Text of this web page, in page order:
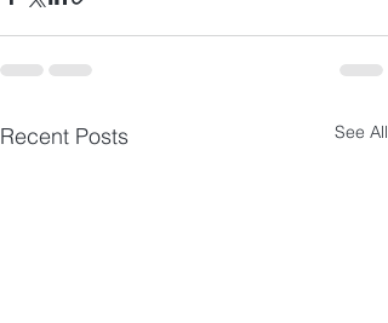
Recent Posts See All